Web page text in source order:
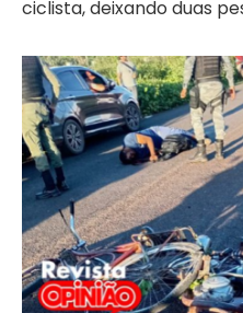
ciclista, deixando duas